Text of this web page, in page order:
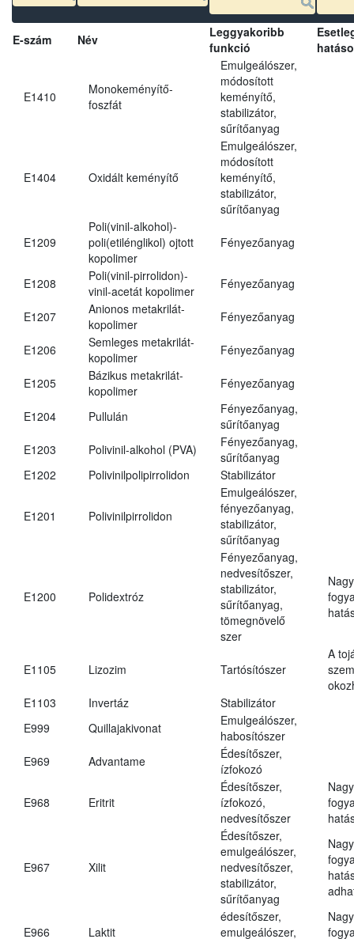
E-szám Név
Leggyakoribb
funkció
E1410
Monokeményítő-
foszfát
Emulgeálószer,
módosított
keményítő,
stabilizátor,
sűrítőanyag
E1404 Oxidált keményítő
Emulgeálószer,
módosított
keményítő,
stabilizátor,
sűrítőanyag
E1209
Poli(vinil-alkohol)-
poli(etilénglikol) ojtott
kopolimer
Fényezőanyag
E1208
Poli(vinil-pirrolidon)-
vinil-acetát kopolimer
Fényezőanyag
E1207
Anionos metakrilát-
kopolimer
Fényezőanyag
E1206
Semleges metakrilát-
kopolimer
Fényezőanyag
E1205
Bázikus metakrilát-
kopolimer
Fényezőanyag
E1204 Pullulán
Fényezőanyag,
sűrítőanyag
E1203
Polivinil-alkohol (PVA)
Fényezőanyag,
sűrítőanyag
E1202
Polivinilpolipirrolidon Stabilizátor
E1201 Polivinilpirrolidon
Emulgeálószer,
fényezőanyag,
stabilizátor,
sűrítőanyag
E1200 Polidextróz
Fényezőanyag,
nedvesítőszer,
stabilizátor,
sűrítőanyag,
tömegnövelő
szer
E1105 Lizozim Tartósítószer
A
E1103
Invertáz
Stabilizátor
E999
Quillajakivonat
Emulgeálószer,
habosítószer
E969
Advantame
Édesítőszer,
ízfokozó
E968 Eritrit
Édesítőszer,
ízfokozó,
nedvesítőszer
E967 Xilit
Édesítőszer,
emulgeálószer,
nedvesítőszer,
stabilizátor,
sűrítőanyag
E966 Laktit
édesítőszer,
emulgeálószer,